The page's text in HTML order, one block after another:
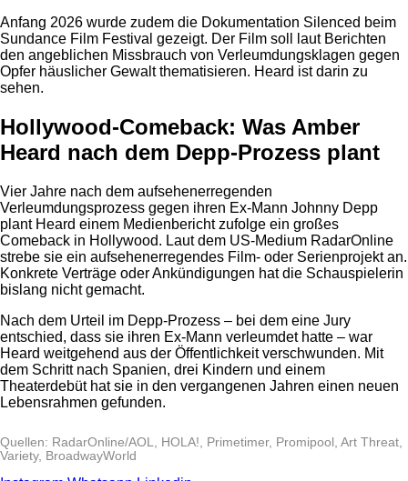
Anfang 2026 wurde zudem die Dokumentation Silenced beim
Sundance Film Festival gezeigt. Der Film soll laut Berichten
den angeblichen Missbrauch von Verleumdungsklagen gegen
Opfer häuslicher Gewalt thematisieren. Heard ist darin zu
sehen.
Hollywood-Comeback: Was Amber
Heard nach dem Depp-Prozess plant
Vier Jahre nach dem aufsehenerregenden
Verleumdungsprozess gegen ihren Ex-Mann Johnny Depp
plant Heard einem Medienbericht zufolge ein großes
Comeback in Hollywood. Laut dem US-Medium RadarOnline
strebe sie ein aufsehenerregendes Film- oder Serienprojekt an.
Konkrete Verträge oder Ankündigungen hat die Schauspielerin
bislang nicht gemacht.
Nach dem Urteil im Depp-Prozess – bei dem eine Jury
entschied, dass sie ihren Ex-Mann verleumdet hatte – war
Heard weitgehend aus der Öffentlichkeit verschwunden. Mit
dem Schritt nach Spanien, drei Kindern und einem
Theaterdebüt hat sie in den vergangenen Jahren einen neuen
Lebensrahmen gefunden.
Quellen: RadarOnline/AOL, HOLA!, Primetimer, Promipool, Art Threat,
Variety, BroadwayWorld